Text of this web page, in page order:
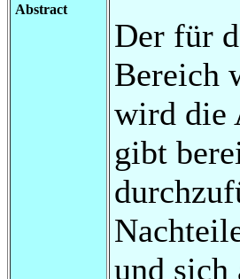
Abstract
Der für
Bereich
wird die
gibt
und sich